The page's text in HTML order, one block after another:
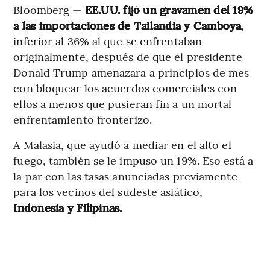
Bloomberg — EE.UU. fijó un gravamen del 19%
a las importaciones de Tailandia y Camboya,
inferior al 36% al que se enfrentaban
originalmente, después de que el presidente
Donald Trump amenazara a principios de mes
con bloquear los acuerdos comerciales con
ellos a menos que pusieran fin a un mortal
enfrentamiento fronterizo.
A Malasia, que ayudó a mediar en el alto el
fuego, también se le impuso un 19%. Eso está a
la par con las tasas anunciadas previamente
para los vecinos del sudeste asiático,
Indonesia y Filipinas.